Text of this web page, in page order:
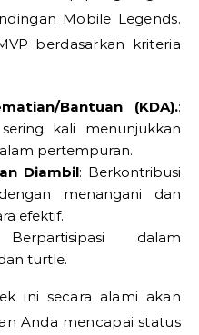
Mobile Legends.
berdasarkan kriteria
Bantuan (KDA).:
kali menunjukkan
pertempuran.
Diambil: Berkontribusi
menangani dan
efektif.
dalam
turtle.
ini secara alami akan
Anda mencapai status